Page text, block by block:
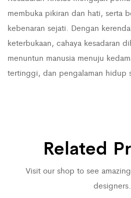
membuka pikiran dan hati, serta
kebenaran sejati. Dengan
keterbukaan, cahaya kesadaran
menuntun manusia menuju
tertinggi, dan pengalaman hidup
Related
Visit our shop to see
designers.